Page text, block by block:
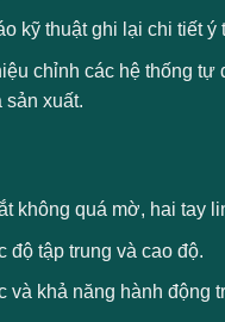
kỹ thuật ghi lại chi tiết
chỉnh các hệ thống
sản xuất.
không quá mờ, hai tay
độ tập trung và cao độ.
và khả năng hành động